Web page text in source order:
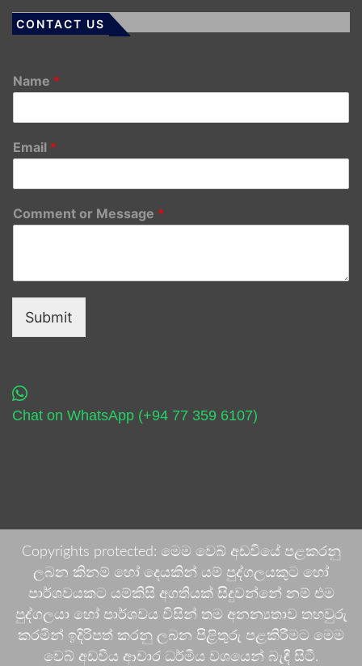
CONTACT US
Name *
Email *
Comment or Message *
Submit
Chat on WhatsApp (+94 77 359 6107)
Copyrights protected: මෙම වෙබ් අඩවියේ පළකරනු
ලබන කිනම් හෝ දෙයකින් යම් පුද්ගලයකුට හෝ
පාර්ශවයකට යම්කිසි අගතියක් සිදුවන්නේ නම් එම
පුද්ගලයා හෝ පාර්ශවය විසින් තම අනන්‍යතාව තහවුරු
කරමින් ඉදිරිපත් කරනු ලබන පිළිතුරු පළකිරීමට මෙම
වෙබ් අඩවිය ආචාර ධර්මීය වශයෙන් බැඳී සිටී.